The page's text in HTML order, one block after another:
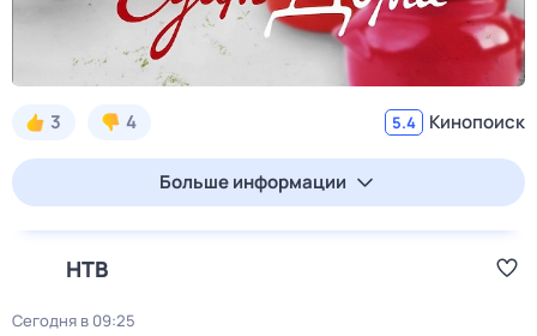
3 4 5.4 Кинопоиск
Больше информации
НТВ
Сегодня в 09:25